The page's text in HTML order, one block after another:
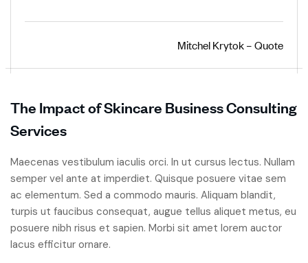
Mitchel Krytok – Quote
The Impact of Skincare Business Consulting
Services
Maecenas vestibulum iaculis orci. In ut cursus lectus. Nullam
semper vel ante at imperdiet. Quisque posuere vitae sem
ac elementum. Sed a commodo mauris. Aliquam blandit,
turpis ut faucibus consequat, augue tellus aliquet metus, eu
posuere nibh risus et sapien. Morbi sit amet lorem auctor
lacus efficitur ornare.